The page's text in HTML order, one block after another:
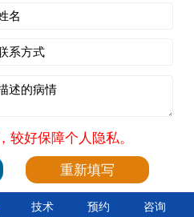
较好保障个人隐私。
技术 预约 咨询